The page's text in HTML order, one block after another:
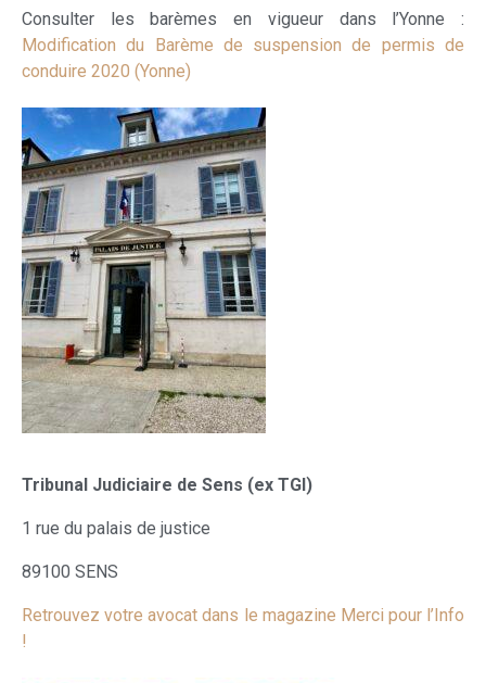
Consulter les barèmes en vigueur dans l’Yonne :
Modification du Barème de suspension de permis de
conduire 2020 (Yonne)
Tribunal Judiciaire de Sens (ex TGI)
1 rue du palais de justice
89100 SENS
Retrouvez votre avocat dans le magazine Merci pour l’Info
!